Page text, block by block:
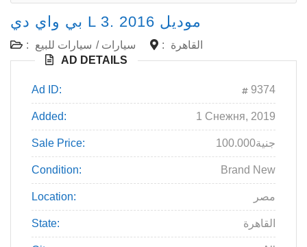
بي واي دي L 3. موديل 2016
: سيارات / سيارات للبيع :
القاهرة
AD DETAILS
Ad ID: 9374
Added: 1 Снежня, 2019
Sale Price: 100.000جنية
Condition: Brand New
Location: مصر
State: القاهرة